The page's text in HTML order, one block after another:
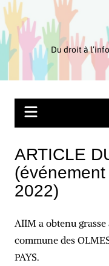
Aller
au
contenu
Du droit à
ARTICLE
2022)
AIIM a obtenu
commune des
PAYS.